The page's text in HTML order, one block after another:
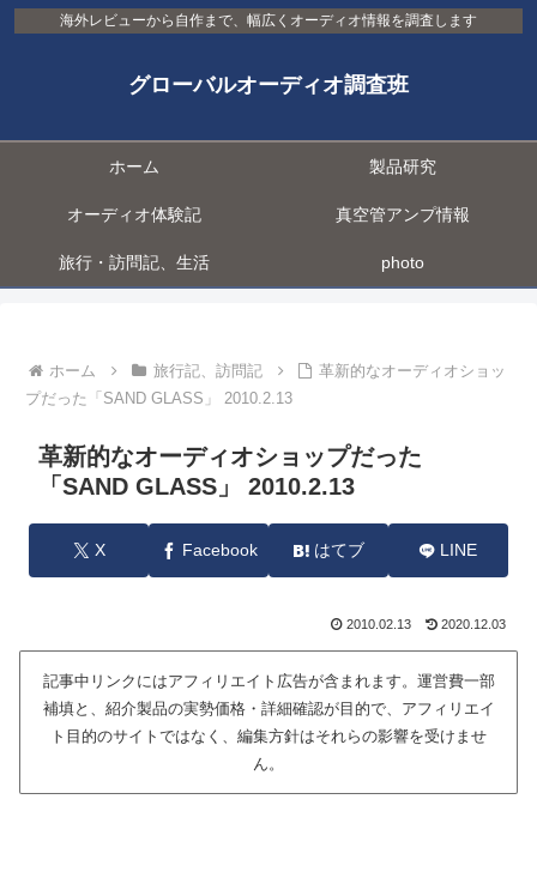
海外レビューから自作まで、幅広くオーディオ情報を調査します
グローバルオーディオ調査班
ホーム 製品研究
オーディオ体験記 真空管アンプ情報
旅行・訪問記、生活 photo
ホーム 旅行記、訪問記
革新的なオーディオショッ
プだった「SAND GLASS」 2010.2.13
革新的なオーディオショップだった
「SAND GLASS」 2010.2.13
X Facebook はてブ LINE
2010.02.13 2020.12.03
記事中リンクにはアフィリエイト広告が含まれます。運営費一部
補填と、紹介製品の実勢価格・詳細確認が目的で、アフィリエイ
ト目的のサイトではなく、編集方針はそれらの影響を受けませ
ん。